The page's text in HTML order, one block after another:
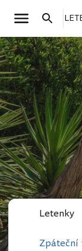
Letenky
Zpáteční